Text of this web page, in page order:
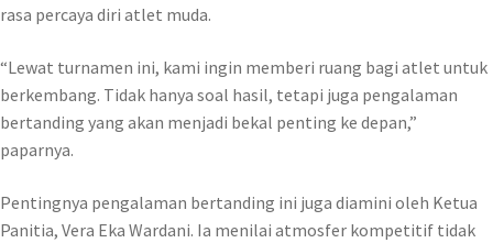
rasa percaya diri atlet muda.
“Lewat turnamen ini, kami ingin memberi ruang bagi atlet untuk
berkembang. Tidak hanya soal hasil, tetapi juga pengalaman
bertanding yang akan menjadi bekal penting ke depan,”
paparnya.
Pentingnya pengalaman bertanding ini juga diamini oleh Ketua
Panitia, Vera Eka Wardani. Ia menilai atmosfer kompetitif tidak